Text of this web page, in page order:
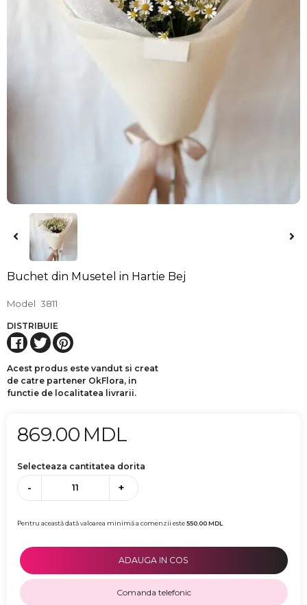
Buchet din Musetel in Hartie Bej
Model 3811
DISTRIBUIE
Acest produs este vandut si creat
de catre partener OkFlora, in
functie de localitatea livrarii.
869.00 MDL
Selecteaza cantitatea dorita
- +
Pentru această dată valoarea minimă a comenzii este550.00MDL
ADAUGA IN COS
Comanda telefonic